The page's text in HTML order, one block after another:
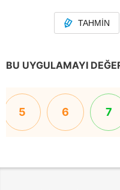
TAHMIN
BU UYGULAMAYI
5 6 7